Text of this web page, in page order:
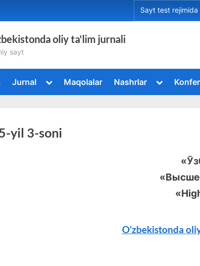
Sayt test rejimida
oliy ta'lim jurnali
sayt
Jurnal
Toggle
menu
Maqolalar Nashrlar
Toggle
menu
yil 3-soni
O’zbekistonda